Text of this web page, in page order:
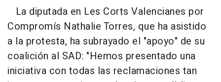
La diputada en Les Corts Valencianes por
Compromís Nathalie Torres, que ha asistido
a la protesta, ha subrayado el "apoyo" de su
coalición al SAD: "Hemos presentado una
iniciativa con todas las reclamaciones tan